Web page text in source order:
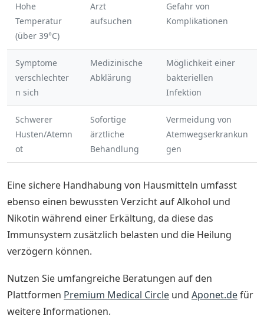
Hohe
Temperatur
(über 39°C)
Arzt
aufsuchen
Gefahr von
Komplikationen
Symptome
verschlechter
n sich
Medizinische
Abklärung
Möglichkeit einer
bakteriellen
Infektion
Schwerer
Husten/Atemn
ot
Sofortige
ärztliche
Behandlung
Vermeidung von
Atemwegserkrankun
gen
Eine sichere Handhabung von Hausmitteln umfasst
ebenso einen bewussten Verzicht auf Alkohol und
Nikotin während einer Erkältung, da diese das
Immunsystem zusätzlich belasten und die Heilung
verzögern können.
Nutzen Sie umfangreiche Beratungen auf den
Plattformen Premium Medical Circle und Aponet.defür
weitere Informationen.